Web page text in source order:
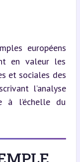
européens
en valeur les
et sociales des
l’analyse
à l’échelle du